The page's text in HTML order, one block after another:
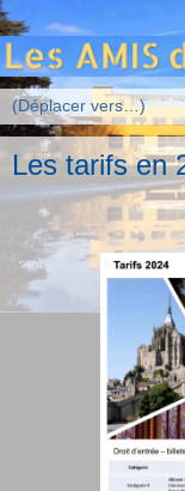
Les tarifs en